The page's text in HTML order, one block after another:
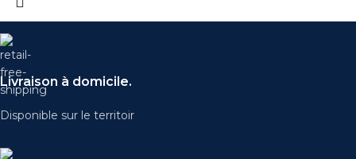
Livraison à domicile.
Disponible sur le territoir